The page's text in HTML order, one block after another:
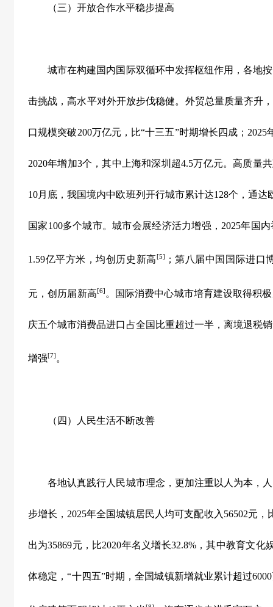
（三）开放合作水平稳步提高
城市在构建国内国际双循环中发挥枢纽作用，各地按
击挑战，高水平对外开放步伐稳健。外贸总量质量齐升，
口规模突破200万亿元，比“十三五”时期增长四成； 2025
2020年增加3个，其中上海和深圳超4.5万亿元。高质量
10月底，我国境内中欧班列开行城市累计达128个，通达
国家100多个城市。城市会展经济活力增强， 2025年国内
1.59亿平方米，均创历史新高 [5] ；第八届中国国际进口
元，创历届新高[6] 。国际消费中心城市培育建设取得积
庆五个城市消费品进口占全国比重超过一半，离境退税
增强[7] 。
（四）人民生活不断改善
各地认真践行人民城市理念，更加注重以人为本，人
步增长， 2025年全国城镇居民人均可支配收入 56502元，
出为35869元，比2020年名义增长32.8%，其中教育文化
体稳定，“十四五”时期，全国城镇新增就业累计超过6000